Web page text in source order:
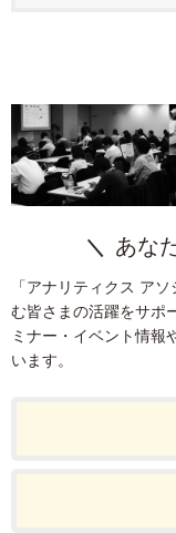
あな
「アナリティクス ア
む皆さまの活躍をサポ
ミナー・イベント情報
います。